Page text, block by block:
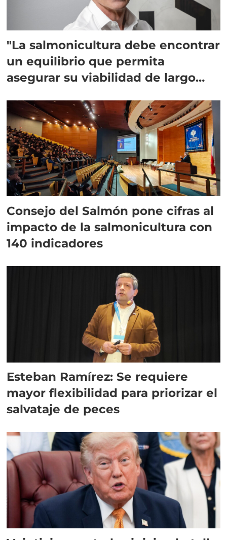
"La salmonicultura debe encontrar
un equilibrio que permita
asegurar su viabilidad de largo
Consejo del Salmón pone cifras al
impacto de la salmonicultura con
140 indicadores
Esteban Ramírez: Se requiere
mayor flexibilidad para priorizar el
salvataje de peces